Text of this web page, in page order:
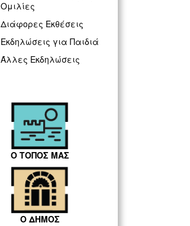
Ομιλίες
Διάφορες Εκθέσεις
Εκδηλώσεις για Παιδιά
Άλλες Εκδηλώσεις
Ο ΤΟΠΟΣ ΜΑΣ
Ο ΔΗΜΟΣ